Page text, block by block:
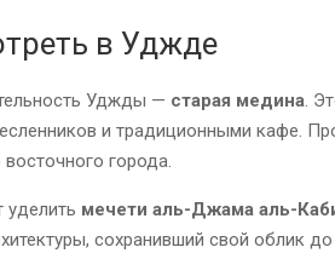
в Уджде
Уджды — старая медина .
и традиционными кафе.
города.
уделить мечети аль-Джама аль-
сохранивший свой облик